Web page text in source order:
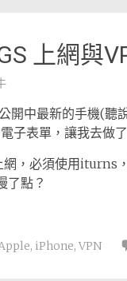
上網與
開中最新的手機(聽
子表單，讓我去做
，必須使用iturns
了點？
, iPhone, VPN